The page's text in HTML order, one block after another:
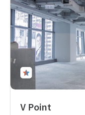
V Point